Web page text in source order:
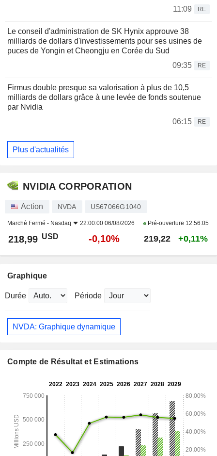
11:09
RE
Le conseil d'administration de SK Hynix approuve 38
milliards de dollars d'investissements pour ses usines de
puces de Yongin et Cheongju en Corée du Sud
09:35
RE
Firmus double presque sa valorisation à plus de 10,5
milliards de dollars grâce à une levée de fonds soutenue
par Nvidia
06:15
RE
Plus d'actualités
NVIDIA CORPORATION
Action NVDA US67066G1040
Marché Fermé - Nasdaq 22:00:00 06/08/2026 Pré-ouverture 12:56:05
218,99 USD -0,10% 219,22 +0,11%
Graphique
Durée Période
NVDA: Graphique dynamique
Compte de Résultat et Estimations